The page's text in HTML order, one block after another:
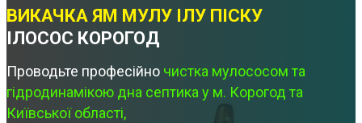
ВИКАЧКА ЯМ МУЛУ ІЛУ ПІСКУ
ІЛОСОС КОРОГОД
Проводьте професійно чистка мулососом та
гідродинамікою дна септика у м. Корогод та
Київської області,